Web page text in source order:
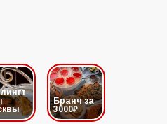
Бранч за
3000₽